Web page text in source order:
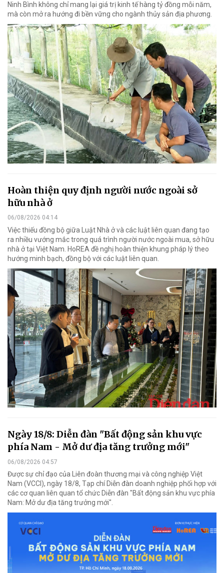
Ninh Bình không chỉ mang lại giá trị kinh tế hàng tỷ đồng mỗi năm,
mà còn mở ra hướng đi bền vững cho ngành thủy sản địa phương.
Hoàn thiện quy định người nước ngoài sở
hữu nhà ở
06/08/2026 04:14
Việc thiếu đồng bộ giữa Luật Nhà ở và các luật liên quan đang tạo
ra nhiều vướng mắc trong quá trình người nước ngoài mua, sở hữu
nhà ở tại Việt Nam. HoREA đề nghị hoàn thiện khung pháp lý theo
hướng minh bạch, đồng bộ với các luật liên quan.
Ngày 18/8: Diễn đàn "Bất động sản khu vực
phía Nam - Mở dư địa tăng trưởng mới"
06/08/2026 04:57
Được sự chỉ đạo của Liên đoàn thương mại và công nghiệp Việt
Nam (VCCI), ngày 18/8, Tạp chí Diễn đàn doanh nghiệp phối hợp với
các cơ quan liên quan tổ chức Diễn đàn "Bất động sản khu vực phía
Nam: Mở dư địa tăng trưởng mới".